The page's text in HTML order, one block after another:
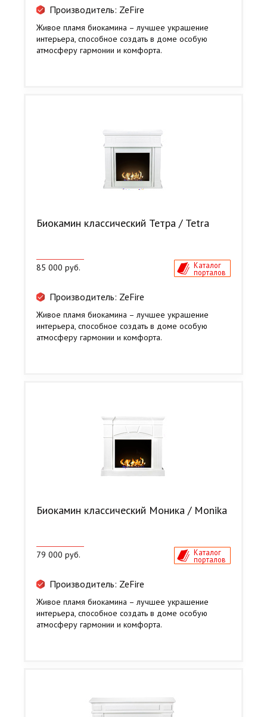
Производитель: ZeFire
Живое пламя биокамина – лучшее украшение
интерьера, способное создать в доме особую
атмосферу гармонии и комфорта.
Биокамин классический Тетра / Tetra
85 000 руб. Каталог
порталов
Производитель: ZeFire
Живое пламя биокамина – лучшее украшение
интерьера, способное создать в доме особую
атмосферу гармонии и комфорта.
Биокамин классический Моника / Monika
79 000 руб. Каталог
порталов
Производитель: ZeFire
Живое пламя биокамина – лучшее украшение
интерьера, способное создать в доме особую
атмосферу гармонии и комфорта.